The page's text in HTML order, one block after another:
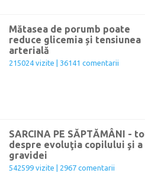
Mătasea de porumb poate
reduce glicemia și tensiunea
arterială
215024 vizite | 36141 comentarii
SARCINA PE SĂPTĂMÂNI -
despre evoluţia copilului şi a
gravidei
542599 vizite | 2967 comentarii